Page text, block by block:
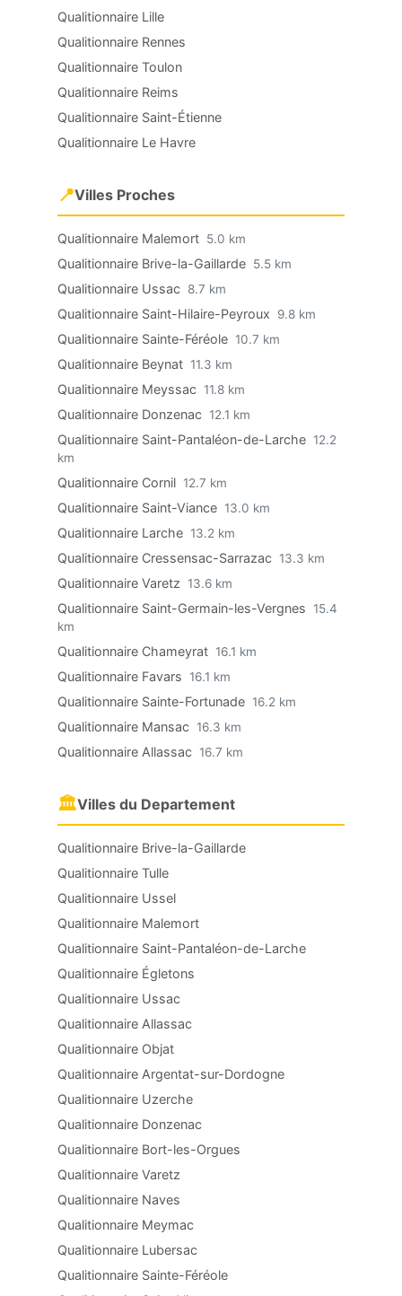
Qualitionnaire Lille
Qualitionnaire Rennes
Qualitionnaire Toulon
Qualitionnaire Reims
Qualitionnaire Saint-Étienne
Qualitionnaire Le Havre
📍Villes Proches
Qualitionnaire Malemort 5.0 km
Qualitionnaire Brive-la-Gaillarde 5.5 km
Qualitionnaire Ussac 8.7 km
Qualitionnaire Saint-Hilaire-Peyroux 9.8 km
Qualitionnaire Sainte-Féréole 10.7 km
Qualitionnaire Beynat 11.3 km
Qualitionnaire Meyssac 11.8 km
Qualitionnaire Donzenac 12.1 km
Qualitionnaire Saint-Pantaléon-de-Larche 12.2
km
Qualitionnaire Cornil 12.7 km
Qualitionnaire Saint-Viance 13.0 km
Qualitionnaire Larche 13.2 km
Qualitionnaire Cressensac-Sarrazac 13.3 km
Qualitionnaire Varetz 13.6 km
Qualitionnaire Saint-Germain-les-Vergnes
15.4
km
Qualitionnaire Chameyrat 16.1 km
Qualitionnaire Favars 16.1 km
Qualitionnaire Sainte-Fortunade 16.2 km
Qualitionnaire Mansac 16.3 km
Qualitionnaire Allassac 16.7 km
🏛Villes du Departement
Qualitionnaire Brive-la-Gaillarde
Qualitionnaire Tulle
Qualitionnaire Ussel
Qualitionnaire Malemort
Qualitionnaire Saint-Pantaléon-de-Larche
Qualitionnaire Égletons
Qualitionnaire Ussac
Qualitionnaire Allassac
Qualitionnaire Objat
Qualitionnaire Argentat-sur-Dordogne
Qualitionnaire Uzerche
Qualitionnaire Donzenac
Qualitionnaire Bort-les-Orgues
Qualitionnaire Varetz
Qualitionnaire Naves
Qualitionnaire Meymac
Qualitionnaire Lubersac
Qualitionnaire Sainte-Féréole